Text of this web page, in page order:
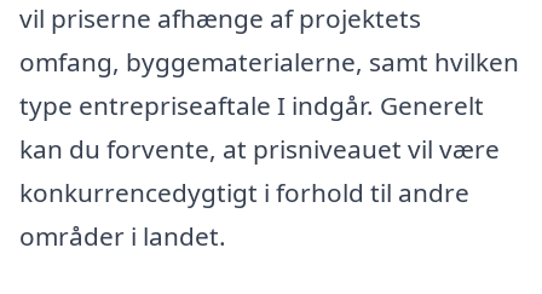
vil priserne afhænge af projektets
omfang, byggematerialerne, samt hvilken
type entrepriseaftale I indgår. Generelt
kan du forvente, at prisniveauet vil være
konkurrencedygtigt i forhold til andre
områder i landet.